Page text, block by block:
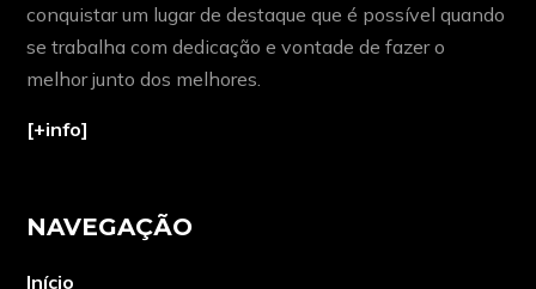
conquistar um lugar de destaque que é possível quando
se trabalha com dedicação e vontade de fazer o
melhor junto dos melhores.
[+info]
NAVEGAÇÃO
Início